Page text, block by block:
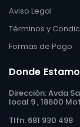
Aviso Legal
Términos y
Formas de Pago
Donde
Tlfn: 681 930 498
Dirección:Avda
local 9 , 18600